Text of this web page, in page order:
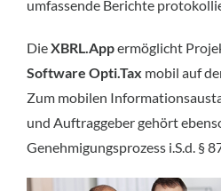
umfassende Berichte
DieXBRL.Appermöglicht
Software Opti.Tax mobil auf
Zum mobilen
und Auftraggeber gehört
Genehmigungsprozess i.S.d. §